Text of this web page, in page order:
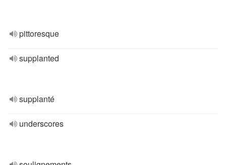
pittoresque
supplanted
supplanté
underscores